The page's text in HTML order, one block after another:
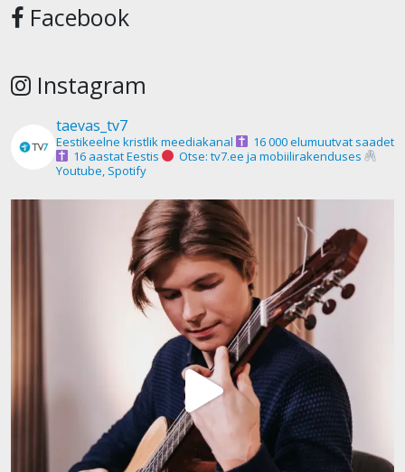
Facebook
Instagram
taevas_tv7
Eestikeelne kristlik meediakanal
16 000 elumuutvat saadet
16 aastat Eestis
Otse: tv7.ee ja mobiilirakenduses
Youtube, Spotify